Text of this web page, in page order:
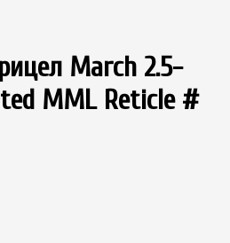
March 2.5-
MML Reticle #